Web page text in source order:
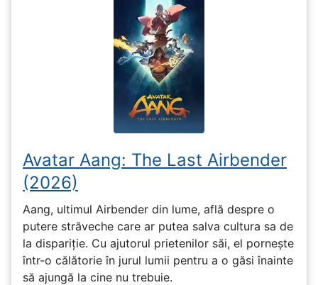
Avatar Aang: The Last Airbender
(2026)
Aang, ultimul Airbender din lume, află despre o
putere străveche care ar putea salva cultura sa de
la dispariție. Cu ajutorul prietenilor săi, el pornește
într-o călătorie în jurul lumii pentru a o găsi înainte
să ajungă la cine nu trebuie.